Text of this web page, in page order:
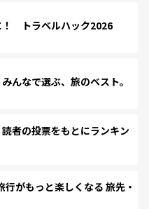
！ トラベルハック2026
んなで選ぶ、旅のベスト。
者の投票をもとにランキン
がもっと楽しくなる 旅先・